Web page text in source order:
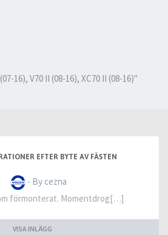
16), V70 II (08-16), XC70 II (08-16)"
EFTER BYTE AV FÄSTEN
- By cezna
förmonterat. Momentdrog[…]
VISA INLÄGG